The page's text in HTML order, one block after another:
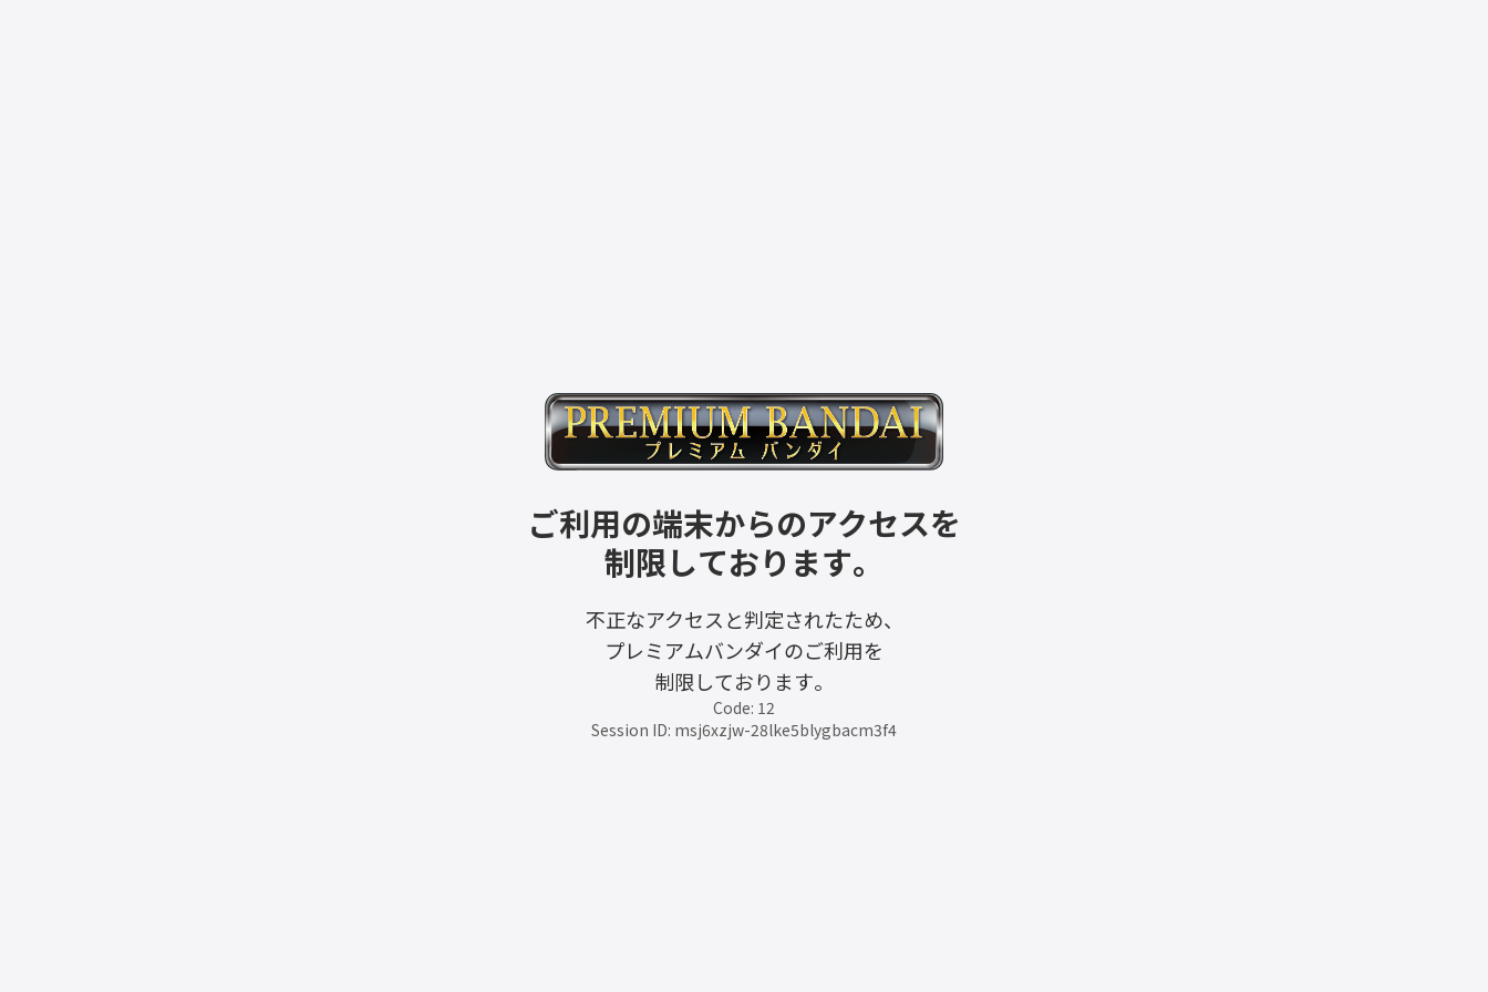
ご利用の端末からのアクセスを
制限しております。
不正なアクセスと判定されたため、
プレミアムバンダイのご利用を
制限しております。
Code: 12
Session ID: msj6xzjw-28lke5blygbacm3f4